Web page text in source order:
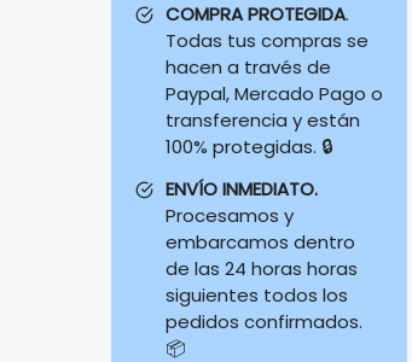
COMPRA PROTEGIDA.
Todas tus compras se
hacen a través de
Paypal, Mercado Pago o
transferencia y están
100% protegidas. 🔒
ENVÍO INMEDIATO.
Procesamos y
embarcamos dentro
de las 24 horas horas
siguientes todos los
pedidos confirmados.
📦